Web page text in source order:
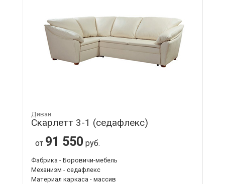
Диван
Скарлетт 3-1 (седафлекс)
от 91 550 руб.
Фабрика - Боровичи-мебель
Механизм - седафлекс
Материал каркаса - массив